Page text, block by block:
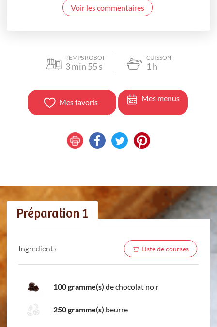
Voir les commentaires
TEMPS ROBOT
3min 55 s
CUISSON
1 h
Mes favoris Mes menus
Préparation 1
Ingredients Liste de courses
100 gramme(s) de chocolat noir
250 gramme(s) beurre